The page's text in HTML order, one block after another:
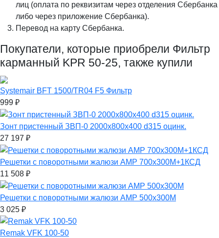
лиц (оплата по реквизитам через отделения Сбербанка
либо через приложение Сбербанка).
Перевод на карту Сбербанка.
Покупатели, которые приобрели Фильтр
карманный KPR 50-25, также купили
Systemair BFT 1500/TR04 F5 Фильтр
999 ₽
Зонт пристенный ЗВП-0 2000х800х400 d315 оцинк.
27 197 ₽
Решетки с поворотными жалюзи АМР 700x300M+1КСД
11 508 ₽
Решетки с поворотными жалюзи АМР 500x300M
3 025 ₽
Remak VFK 100-50